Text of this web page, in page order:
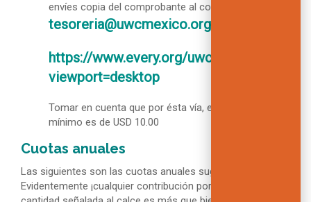
envíes copia del comprobante al correo
tesoreria@uwcmexico.org
https://www.every.org/uwcint?
viewport=desktop
Tomar en cuenta que por ésta vía, el donativo
mínimo es de USD 10.00
Cuotas anuales
Las siguientes son las cuotas anuales sugeridas vigentes.
Evidentemente ¡cualquier contribución por encima de la